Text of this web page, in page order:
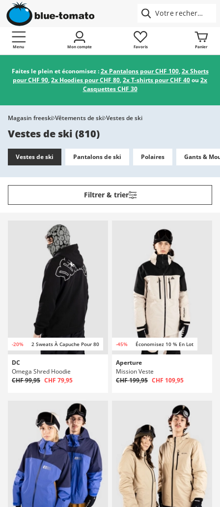
Menu Mon compte Favoris Panier
Faites le plein et économisez :2x Pantalons pour CHF 100,2x Shorts
pour CHF 90,2x Hoodies pour CHF 80,2x T-shirts pour CHF 40ou 2x
Casquettes CHF 30
Magasin freeski Vêtements de ski Vestes de ski
Vestes de ski (810)
Vestes de ski Pantalons de ski Polaires Gants &
Filtrer & trier
-20% 2 Sweats À Capuche Pour 80
DC
Omega Shred Hoodie
CHF 99,95 CHF 79,95
-45% Économisez 10 % En Lot
Aperture
Mission Veste
CHF 199,95 CHF 109,95